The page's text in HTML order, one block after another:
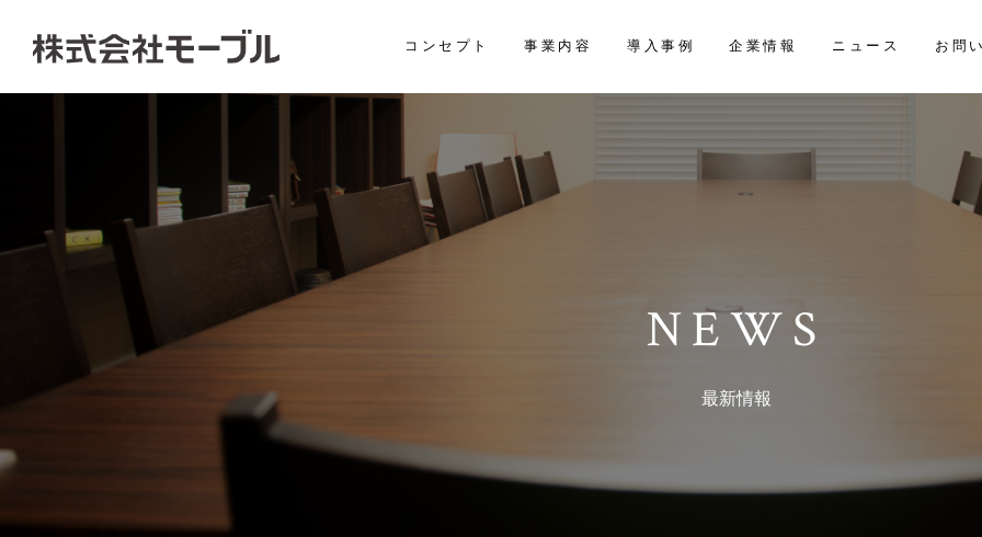
コンセプト 事業内容 導入事例 企業情報 ニュース お問
NEWS
最新情報